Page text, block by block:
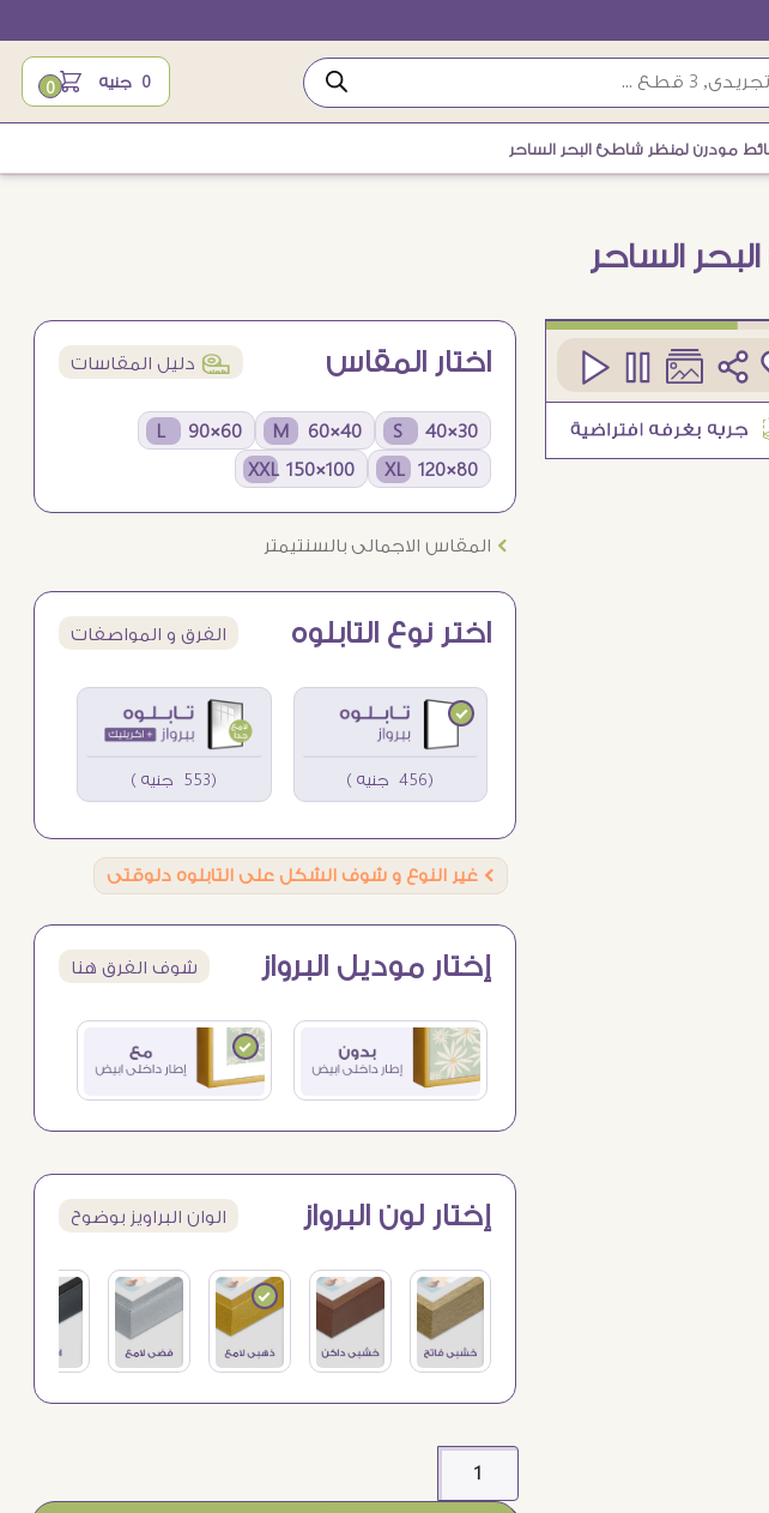
0 جنيه 0
مودرن لمنظر شاطئ البحر الساحر
الساحر
اختار المقاس í دليل المقاسات
30×40 S
40×60 M
60×90 L
80×120 XL
100×150 XXL
Ö المقاس الاجمالى بالسنتيمتر
اختر نوع التابلوه الفرق و المواصفات
(456 جنيه ) (553 جنيه )
Ö غير النوع و شوف الشكل على التابلوه دلوقتى
إختار موديل البرواز شوف الفرق هنا
إختار لون البرواز الوان البراويز بوضوح